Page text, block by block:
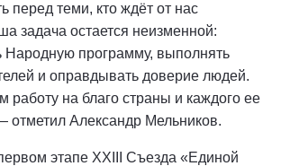
перед теми, кто ждёт от нас
задача остается неизменной:
Народную программу, выполнять
и оправдывать доверие людей.
на благо страны и каждого ее
отметил Александр Мельников.
этапе XXIII Съезда «Единой